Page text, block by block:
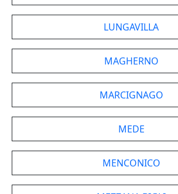
LUNGAVILLA
MAGHERNO
MARCIGNAGO
MEDE
MENCONICO